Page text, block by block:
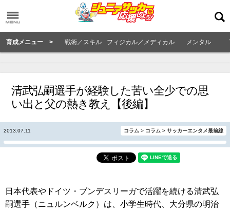
育成メニュー > 戦術／スキル フィジカル／メディカル メンタル
清武弘嗣選手が経験した苦い全少での思
い出と父の熱き教え【後編】
2013.07.11 コラム > コラム > サッカーエンタメ最前線
日本代表やドイツ・ブンデスリーガで活躍を続ける清武弘
嗣選手（ニュルンベルク）は、小学生時代、大分県の明治